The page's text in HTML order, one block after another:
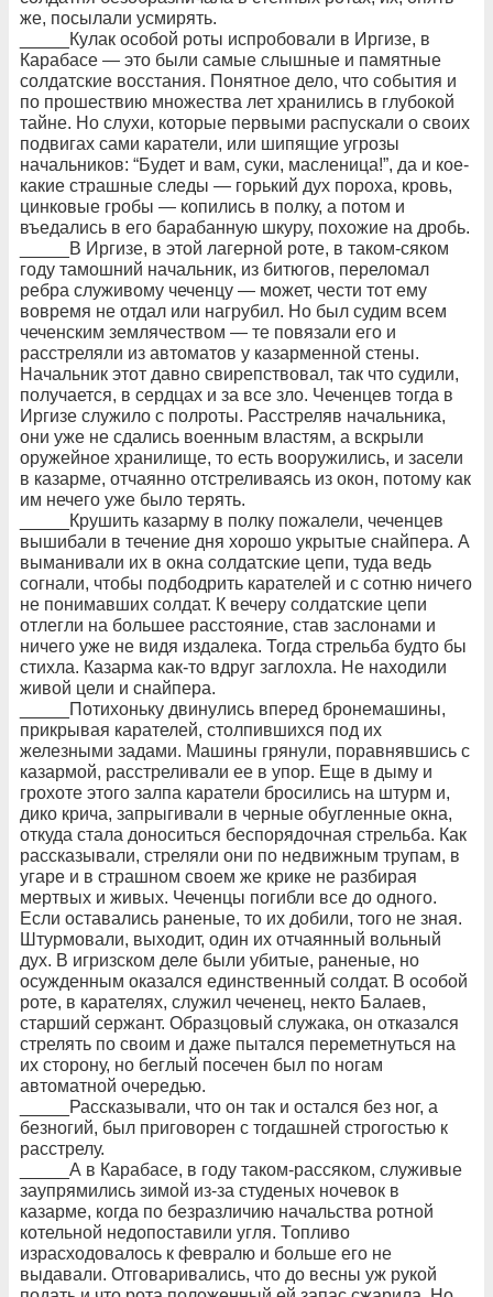
же, посылали усмирять.
_____Кулак особой роты испробовали в Иргизе, в
Карабасе — это были самые слышные и памятные
солдатские восстания. Понятное дело, что события и
по прошествию множества лет хранились в глубокой
тайне. Но слухи, которые первыми распускали о своих
подвигах сами каратели, или шипящие угрозы
начальников: “Будет и вам, суки, масленица!”, да и кое-
какие страшные следы — горький дух пороха, кровь,
цинковые гробы — копились в полку, а потом и
въедались в его барабанную шкуру, похожие на дробь.
_____В Иргизе, в этой лагерной роте, в таком-сяком
году тамошний начальник, из битюгов, переломал
ребра служивому чеченцу — может, чести тот ему
вовремя не отдал или нагрубил. Но был судим всем
чеченским землячеством — те повязали его и
расстреляли из автоматов у казарменной стены.
Начальник этот давно свирепствовал, так что судили,
получается, в сердцах и за все зло. Чеченцев тогда в
Иргизе служило с полроты. Расстреляв начальника,
они уже не сдались военным властям, а вскрыли
оружейное хранилище, то есть вооружились, и засели
в казарме, отчаянно отстреливаясь из окон, потому как
им нечего уже было терять.
_____Крушить казарму в полку пожалели, чеченцев
вышибали в течение дня хорошо укрытые снайпера. А
выманивали их в окна солдатские цепи, туда ведь
согнали, чтобы подбодрить карателей и с сотню ничего
не понимавших солдат. К вечеру солдатские цепи
отлегли на большее расстояние, став заслонами и
ничего уже не видя издалека. Тогда стрельба будто бы
стихла. Казарма как-то вдруг заглохла. Не находили
живой цели и снайпера.
_____Потихоньку двинулись вперед бронемашины,
прикрывая карателей, столпившихся под их
железными задами. Машины грянули, поравнявшись с
казармой, расстреливали ее в упор. Еще в дыму и
грохоте этого залпа каратели бросились на штурм и,
дико крича, запрыгивали в черные обугленные окна,
откуда стала доноситься беспорядочная стрельба. Как
рассказывали, стреляли они по недвижным трупам, в
угаре и в страшном своем же крике не разбирая
мертвых и живых. Чеченцы погибли все до одного.
Если оставались раненые, то их добили, того не зная.
Штурмовали, выходит, один их отчаянный вольный
дух. В игризском деле были убитые, раненые, но
осужденным оказался единственный солдат. В особой
роте, в карателях, служил чеченец, некто Балаев,
старший сержант. Образцовый служака, он отказался
стрелять по своим и даже пытался переметнуться на
их сторону, но беглый посечен был по ногам
автоматной очередью.
_____Рассказывали, что он так и остался без ног, а
безногий, был приговорен с тогдашней строгостью к
расстрелу.
_____А в Карабасе, в году таком-рассяком, служивые
заупрямились зимой из-за студеных ночевок в
казарме, когда по безразличию начальства ротной
котельной недопоставили угля. Топливо
израсходовалось к февралю и больше его не
выдавали. Отговаривались, что до весны уж рукой